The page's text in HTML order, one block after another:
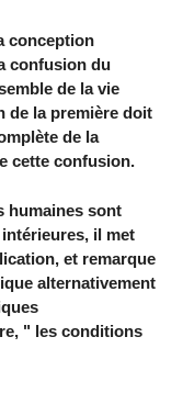
conception
confusion du
de la vie
de la première doit
de la
cette confusion.
humaines sont
il met
et remarque
alternativement
" les conditions